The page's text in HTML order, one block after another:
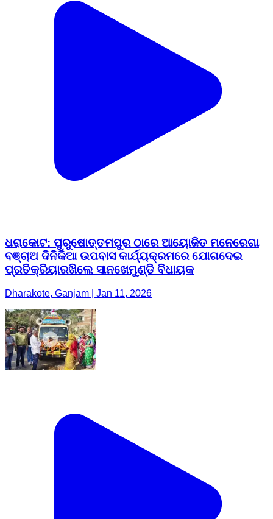
ଧରାକୋଟ: ପୁରୁଷୋତ୍ତମପୁର ଠାରେ ଆୟୋଜିତ ମନେରେଗା
ବଞ୍ଚାଅ ଦିନିକିଆ ଉପବାସ କାର୍ଯ୍ୟକ୍ରମରେ ଯୋଗଦେଇ
ପ୍ରତିକ୍ରିୟାରଖିଲେ ସାନଖେମୁଣ୍ଡି ବିଧାୟକ
Dharakote, Ganjam | Jan 11, 2026